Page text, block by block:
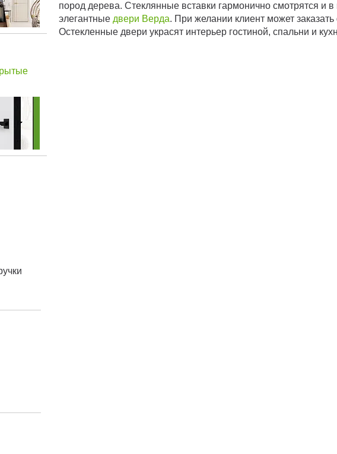
пород дерева. Стеклянные вставки гармонично смотрятся и
элегантные двери Верда. При желании клиент может
Остекленные двери украсят интерьер гостиной, спальни и